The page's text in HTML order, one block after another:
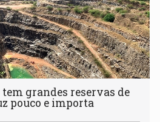
grandes reservas de
pouco e importa